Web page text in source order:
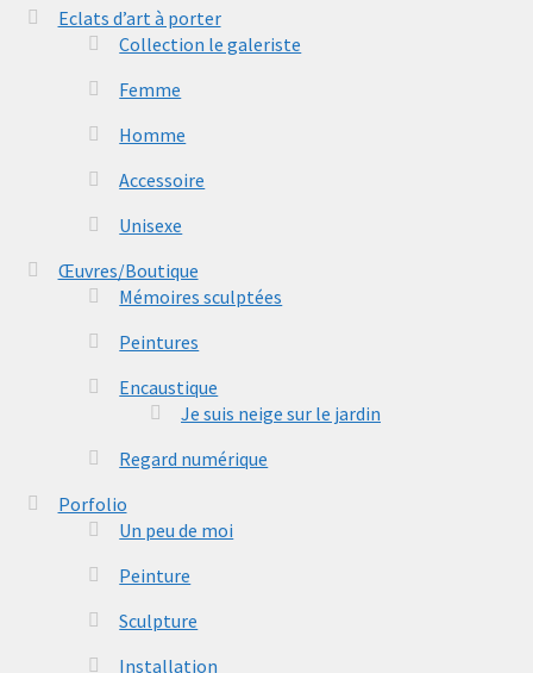
Eclats d’art à porter
Collection le galeriste
Femme
Homme
Accessoire
Unisexe
Œuvres/Boutique
Mémoires sculptées
Peintures
Encaustique
Je suis neige sur le jardin
Regard numérique
Porfolio
Un peu de moi
Peinture
Sculpture
Installation